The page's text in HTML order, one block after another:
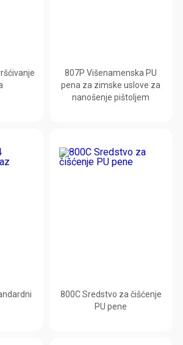
807P Višenamenska PU
pena za zimske uslove za
nanošenje pištoljem
800C Sredstvo za čišćenje
PU pene